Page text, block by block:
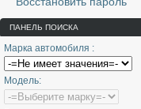
ПАНЕЛЬ ПОИСКА
Марка автомобиля :
Модель: